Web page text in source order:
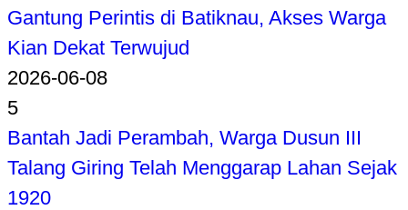
Gantung Perintis di Batiknau, Akses Warga
Kian Dekat Terwujud
2026-06-08
5
Bantah Jadi Perambah, Warga Dusun III
Talang Giring Telah Menggarap Lahan Sejak
1920